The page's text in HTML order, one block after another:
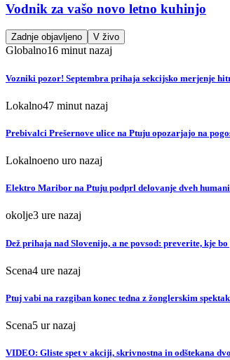
Vodnik za vašo novo letno kuhinjo
Zadnje objavljeno V živo
Globalno16 minut nazaj
Vozniki pozor! Septembra prihaja sekcijsko merjenje
Lokalno47 minut nazaj
Prebivalci Prešernove ulice na Ptuju opozarjajo na
Lokalnoeno uro nazaj
Elektro Maribor na Ptuju podprl delovanje dveh
okolje3 ure nazaj
Dež prihaja nad Slovenijo, a ne povsod: preverite, kje
Scena4 ure nazaj
Ptuj vabi na razgiban konec tedna z žonglerskim
Scena5 ur nazaj
VIDEO: Gliste spet v akciji, skrivnostna in odštekana